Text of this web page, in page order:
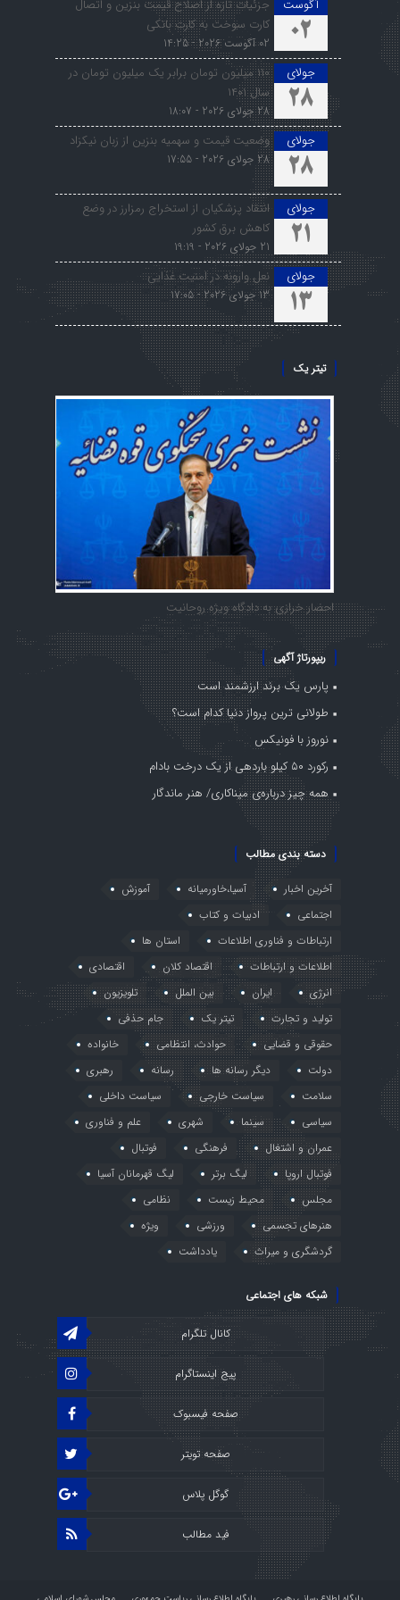
آگوست
02
جزئیات تازه از اصلاح قیمت بنزین و اتصال
کارت سوخت به کارت بانکی
02 آگوست 2026 - 14:25
جولای
28
۱۱۰ میلیون تومان برابر یک میلیون تومان در
سال ۱۴۰۱
28 جولای 2026 - 18:07
جولای
28
وضعیت قیمت و سهمیه بنزین از زبان نیکزاد
28 جولای 2026 - 17:55
جولای
21
انتقاد پزشکیان از استخراج رمزارز در وضع
کاهش برق کشور
21 جولای 2026 - 19:19
جولای
13
نعل وارونه در امنیت غذایی
13 جولای 2026 - 17:05
تیتر یک
احضار خرازی به دادگاه ویژه روحانیت
ریپورتاژ آگهی
پارس یک برند ارزشمند است
طولانی ترین پرواز دنیا کدام است؟
نوروز با فونیکس
رکورد ۵۰ کیلو باردهی از یک درخت بادام
همه چیز درباره‌ی میناکاری/ هنر ماندگار
دسته بندی مطالب
آخرین اخبار آسیا،خاورمیانه
آموزش
اجتماعی
ادبیات و کتاب
ارتباطات و فناوری اطلاعات
استان ها
اطلاعات و ارتباطات
اقتصاد کلان
اقتصادی
انرژی
ایران بین الملل
تلویزیون
تولید و تجارت
تیتر یک
جام حذفی
حقوقی و قضایی
حوادث، انتظامی
خانواده
دولت
دیگر رسانه ها رسانه
رهبری
سلامت
سیاست خارجی
سیاست داخلی
سیاسی
سینما شهری
علم و فناوری
عمران و اشتغال
فرهنگی
فوتبال
فوتبال اروپا
لیگ برتر
لیگ قهرمانان آسیا
مجلس
محیط زیست
نظامی
هنرهای تجسمی
ورزشی
ویژه
گردشگری و میراث
یادداشت
شبکه های اجتماعی
کانال تلگرام
پیج اینستاگرام
صفحه فیسبوک
صفحه تویتر
گوگل پلاس
فید مطالب